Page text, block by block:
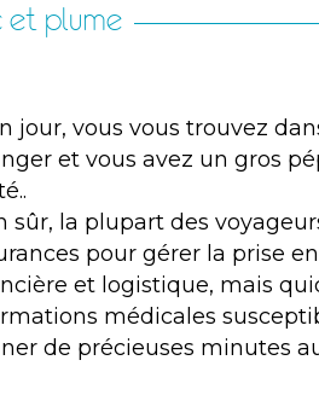
et plume
jour, vous vous trouvez
et vous avez un gros
sûr, la plupart des
pour gérer la prise
et logistique, mais
médicales
de précieuses minutes